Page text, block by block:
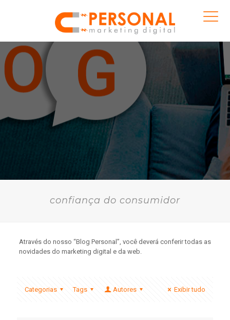
confiança do consumidor
Através do nosso “Blog Personal”, você deverá conferir todas as
novidades do marketing digital e da web.
Categorias Tags Autores Exibir tudo